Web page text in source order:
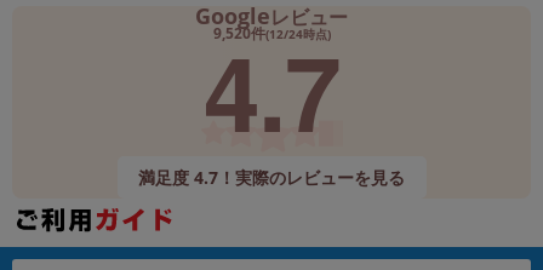
Googleレビュー
9,520件(12/24時点)
4.7
満足度 4.7！実際のレビューを見る